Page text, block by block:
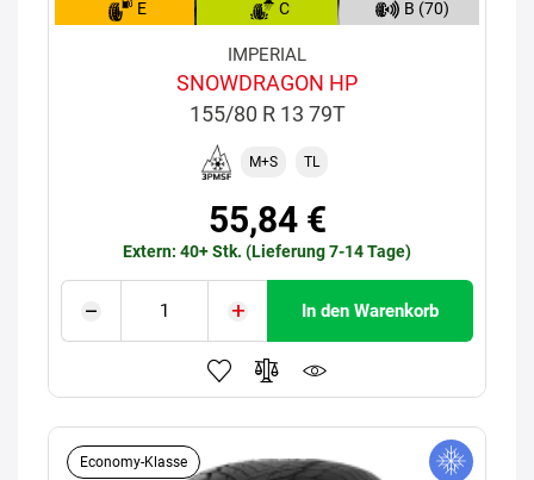
E C B (70)
IMPERIAL
SNOWDRAGON HP
155/80 R 13 79T
M+S TL
55,84 €
Extern: 40+ Stk. (Lieferung 7-14 Tage)
In den Warenkorb
Economy-Klasse